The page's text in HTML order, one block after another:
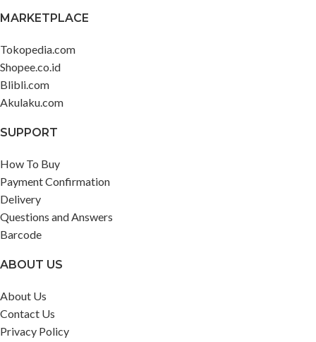
MARKETPLACE
Tokopedia.com
Shopee.co.id
Blibli.com
Akulaku.com
SUPPORT
How To Buy
Payment Confirmation
Delivery
Questions and Answers
Barcode
ABOUT US
About Us
Contact Us
Privacy Policy